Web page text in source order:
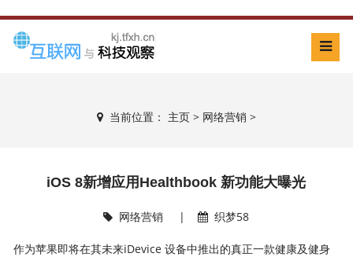
当前位置： 主页> 网络营销 >
iOS 8新增应用Healthbook 新功能大曝光
网络营销 | 织梦58
作为苹果即将在其未来iDevice 设备中推出的真正一款健康及健身